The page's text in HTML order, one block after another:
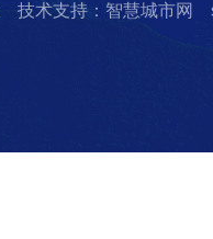
技术支持：智慧城市网